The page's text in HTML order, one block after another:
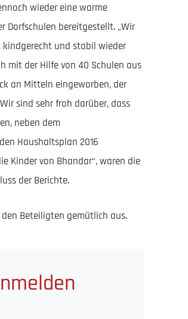
wieder eine warme
Dorfschulen bereitgestellt. „Wir
kindgerecht und stabil wieder
mit der Hilfe von 40 Schulen aus
an Mitteln eingeworben, der
sind sehr froh darüber, dass
neben dem
Haushaltsplan 2016
Kinder von Bhandar“, waren die
der Berichte.
Beteiligten gemütlich aus.